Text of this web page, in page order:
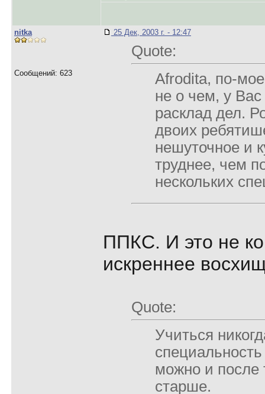
nitka
Сообщений: 623
25 Дек, 2003 г. - 12:47
Quote:
Afrodita, по-
не о чем, у Вас
расклад дел.
двоих
нешуточное и
труднее, чем
нескольких
ППКС. И это не
искреннее
Quote:
Учиться
можно и после
старше.